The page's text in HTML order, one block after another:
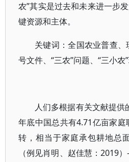
农”其实是过去和未来进一步
键资源和主体。
关键词：全国农业普查
号文件、“三农”问题、“三小
人们多根据有关文献提
年底中国总共有4.71亿亩家
转，相当于家庭承包耕地总
（例见肖明、赵佳慧：2019